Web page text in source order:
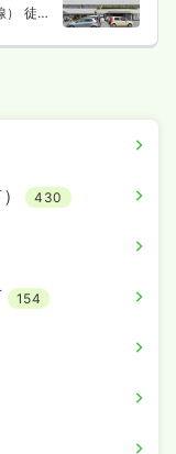
徒歩
430
154